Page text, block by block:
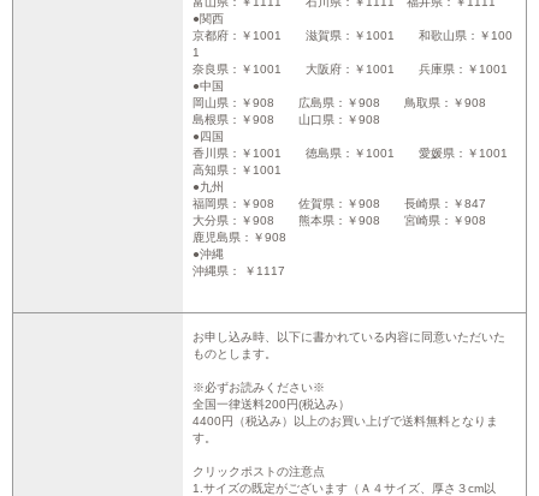
●関西
京都府：￥1001 滋賀県：￥1001 和歌山県：￥100
1
奈良県：￥1001 大阪府：￥1001 兵庫県：￥1001
●中国
岡山県：￥908 広島県：￥908 鳥取県：￥908
島根県：￥908 山口県：￥908
●四国
香川県：￥1001 徳島県：￥1001 愛媛県：￥1001
高知県：￥1001
●九州
福岡県：￥908 佐賀県：￥908 長崎県：￥847
大分県：￥908 熊本県：￥908 宮崎県：￥908
鹿児島県：￥908
●沖縄
沖縄県： ￥1117
お申し込み時、以下に書かれている内容に同意いただいた
ものとします。
※必ずお読みください※
全国一律送料200円(税込み）
4400円（税込み）以上のお買い上げで送料無料となりま
す。
クリックポストの注意点
1.サイズの既定がございます（Ａ４サイズ、厚さ３cm以